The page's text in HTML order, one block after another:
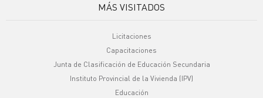
MÁS VISITADOS
Licitaciones
Capacitaciones
Junta de Clasificación de Educación Secundaria
Instituto Provincial de la Vivienda (IPV)
Educación